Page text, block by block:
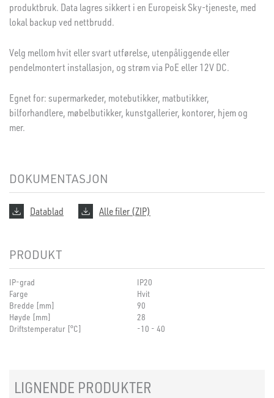
produktbruk. Data lagres sikkert i en Europeisk Sky-tjeneste, med
lokal backup ved nettbrudd.
Velg mellom hvit eller svart utførelse, utenpåliggende eller
pendelmontert installasjon, og strøm via PoE eller 12V DC.
Egnet for: supermarkeder, motebutikker, matbutikker,
bilforhandlere, møbelbutikker, kunstgallerier, kontorer, hjem og
mer.
DOKUMENTASJON
Datablad Alle filer (ZIP)
PRODUKT
IP-grad
IP20
Farge
Hvit
Bredde [mm]
90
Høyde [mm]
28
Driftstemperatur [°C]
-10 - 40
LIGNENDE PRODUKTER